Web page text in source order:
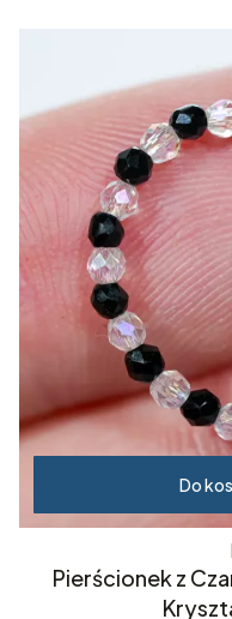
Do
Pierścionek z